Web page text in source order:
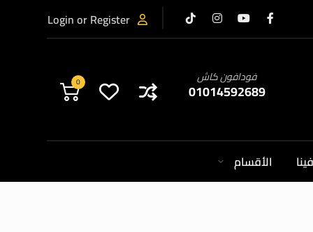
Login or Register
0 فودافون كاش
01014592689
الأقسام